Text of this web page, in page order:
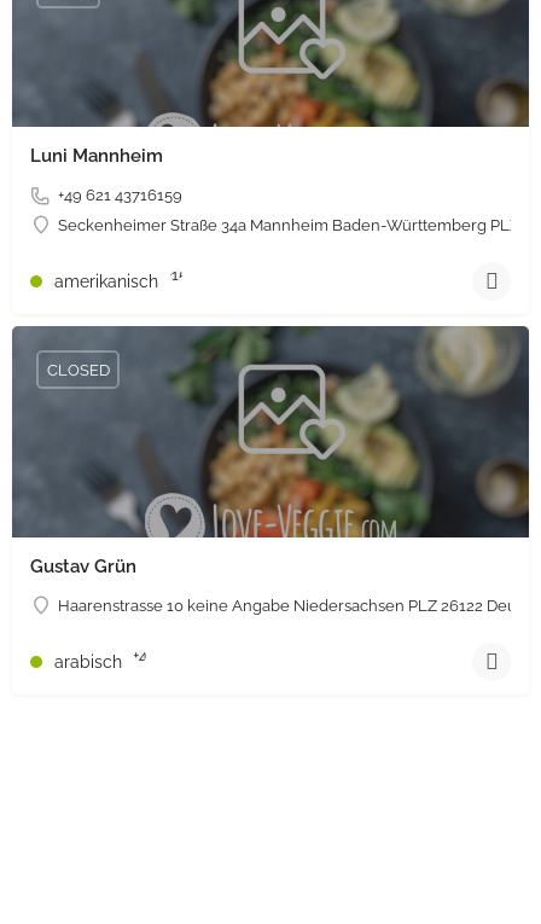
Luni Mannheim
+49 621 43716159
Seckenheimer Straße 34a Mannheim Baden-Württemberg PLZ
amerikanisch +15
Gustav Grün
Haarenstrasse 10 keine Angabe Niedersachsen PLZ 26122
CLOSED
arabisch +4